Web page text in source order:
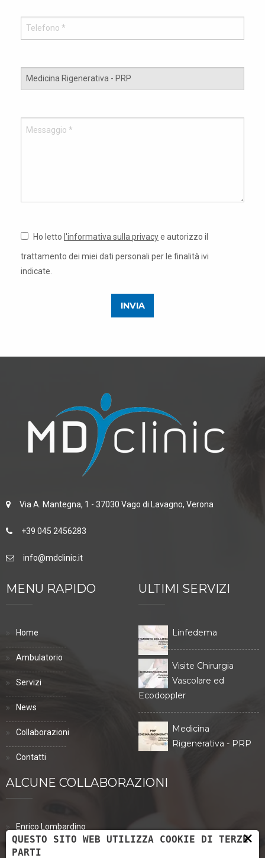
Ho letto l'informativa sulla privacye autorizzo il
trattamento dei miei dati personali per le finalità ivi
indicate.
Via A. Mantegna, 1 - 37030 Vago di Lavagno, Verona
+39 045 2456283
info@mdclinic.it
MENU RAPIDO
Home
Ambulatorio
Servizi
News
Collaborazioni
Contatti
ULTIMI SERVIZI
Linfedema
Visite Chirurgia
Vascolare ed
Ecodoppler
Medicina
Rigenerativa - PRP
ALCUNE COLLABORAZIONI
Enrico Lombardino
Eva Tinazzi
×
QUESTO SITO WEB UTILIZZA COOKIE DI TERZE
PARTI